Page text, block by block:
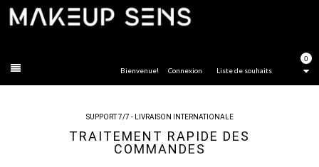
0
Liste de souhaits
Bienvenue! Connexion
SUPPORT 7/7 - LIVRAISON INTERNATIONALE
TRAITEMENT RAPIDE DES
COMMANDES